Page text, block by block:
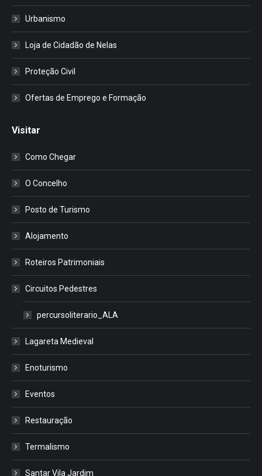
Urbanismo
Loja de Cidadão de Nelas
Proteção Civil
Ofertas de Emprego e Formação
Visitar
Como Chegar
O Concelho
Posto de Turismo
Alojamento
Roteiros Patrimoniais
Circuitos Pedestres
percursoliterario_ALA
Lagareta Medieval
Enoturismo
Eventos
Restauração
Termalismo
Santar Vila Jardim